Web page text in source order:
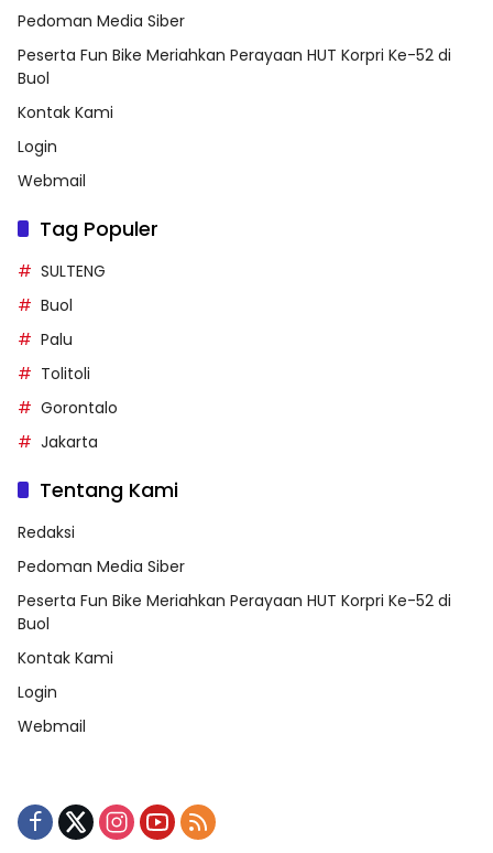
Pedoman Media Siber
Peserta Fun Bike Meriahkan Perayaan HUT Korpri Ke-52 di
Buol
Kontak Kami
Login
Webmail
Tag Populer
SULTENG
Buol
Palu
Tolitoli
Gorontalo
Jakarta
Tentang Kami
Redaksi
Pedoman Media Siber
Peserta Fun Bike Meriahkan Perayaan HUT Korpri Ke-52 di
Buol
Kontak Kami
Login
Webmail